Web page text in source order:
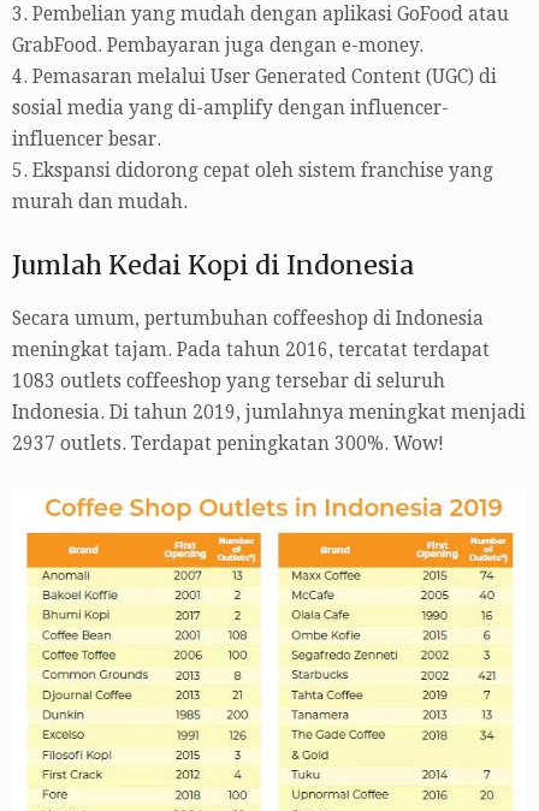
3. Pembelian yang mudah dengan aplikasi GoFood atau
GrabFood. Pembayaran juga dengan e-money.
4. Pemasaran melalui User Generated Content (UGC) di
sosial media yang di-amplify dengan influencer-
influencer besar.
5. Ekspansi didorong cepat oleh sistem franchise yang
murah dan mudah.
Jumlah Kedai Kopi di Indonesia
Secara umum, pertumbuhan coffeeshop di Indonesia
meningkat tajam. Pada tahun 2016, tercatat terdapat
1083 outlets coffeeshop yang tersebar di seluruh
Indonesia. Di tahun 2019, jumlahnya meningkat menjadi
2937 outlets. Terdapat peningkatan 300%. Wow!